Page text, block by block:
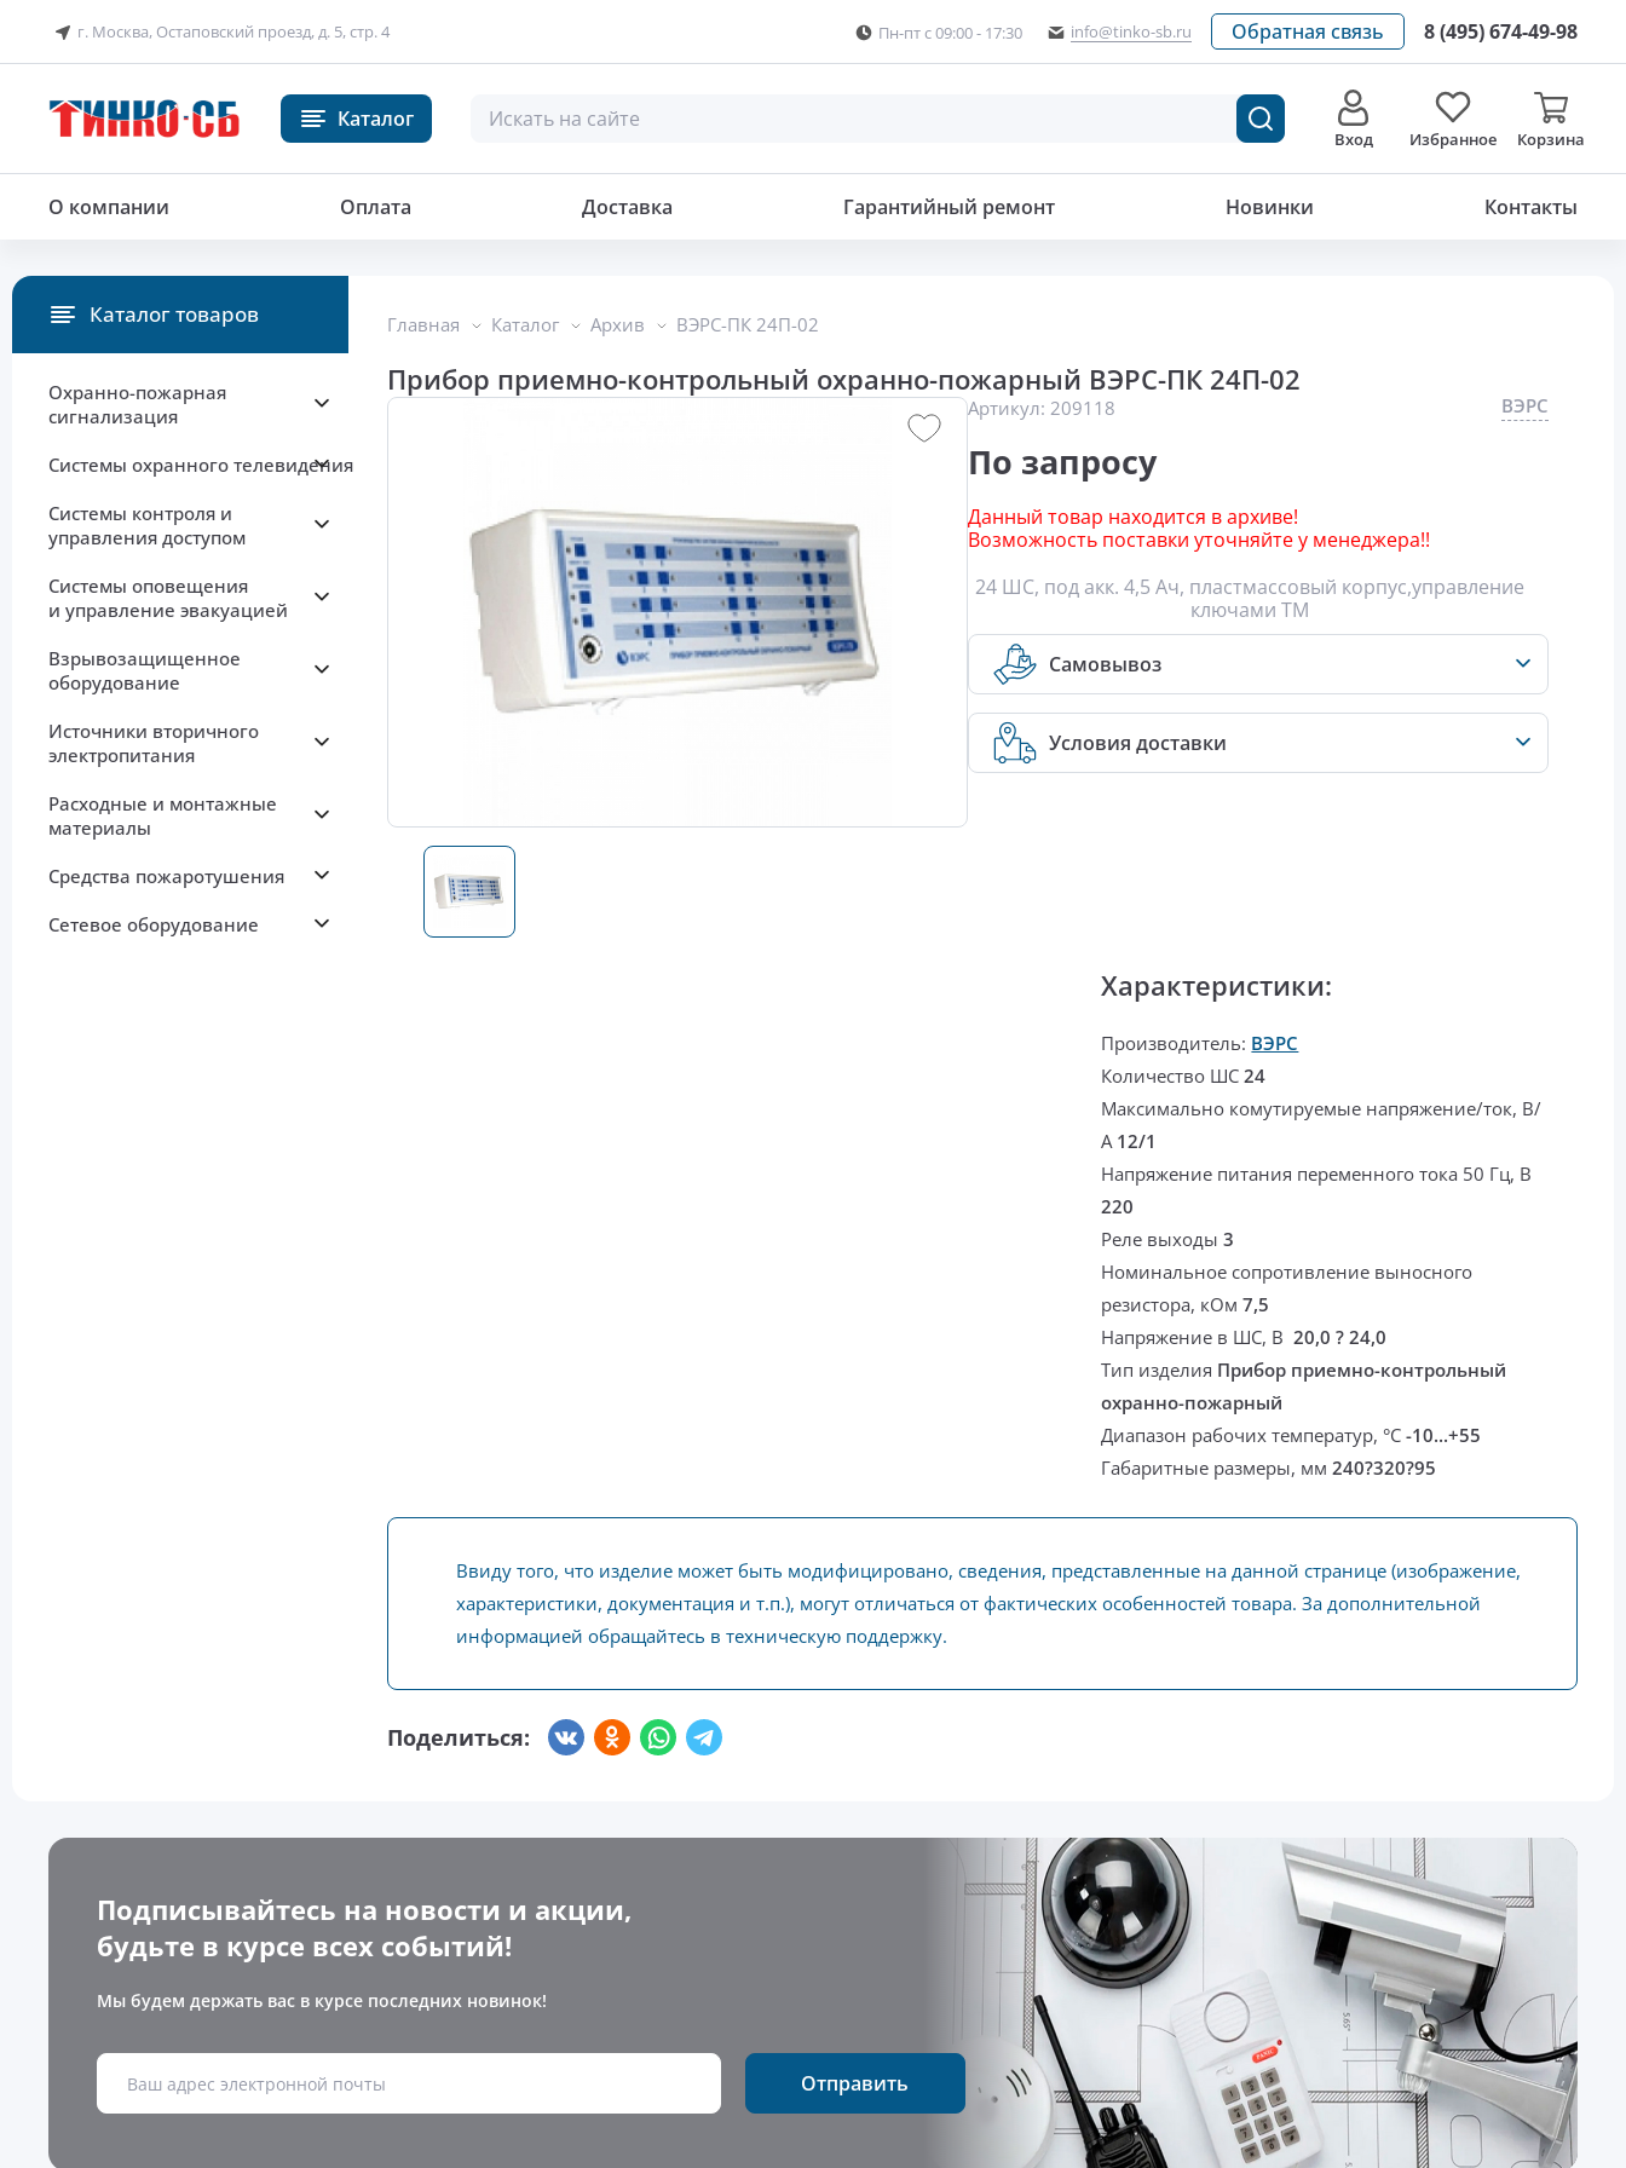
г. Москва, Остаповский проезд, д. 5, стр. 4 Пн-пт с 09:00 - 17:30 info@tinko-sb.ru Обратная связь 8 (495) 674-49-98
Каталог
Вход Избранное Корзина
О компании Оплата Доставка Гарантийный ремонт Новинки Контакты
Главная Каталог Архив ВЭРС-ПК 24П-02
Прибор приемно-контрольный охранно-пожарный ВЭРС-ПК 24П-02
Артикул: 209118 ВЭРС
По запросу
Данный товар находится в архиве!
Возможность поставки уточняйте у менеджера!!
24 ШС, под акк. 4,5 Ач, пластмассовый корпус,управление
ключами ТМ
Самовывоз
Условия доставки
Характеристики:
Производитель: ВЭРС
Количество ШС24
Максимально комутируемые напряжение/ток, В/
А 12/1
Напряжение питания переменного тока 50 Гц, В
220
Реле выходы3
Номинальное сопротивление выносного
резистора, кОм7,5
Напряжение в ШС, В 20,0 ? 24,0
Тип изделия Прибор приемно-контрольный
охранно-пожарный
Диапазон рабочих температур, °С-10...+55
Габаритные размеры, мм240?320?95
Ввиду того, что изделие может быть модифицировано, сведения, представленные на данной странице (изображение,
характеристики, документация и т.п.), могут отличаться от фактических особенностей товара. За дополнительной
информацией обращайтесь в техническую поддержку.
Поделиться:
Каталог товаров
Охранно-пожарная
сигнализация
Системы охранного телевидения
Системы контроля и
управления доступом
Системы оповещения
и управление эвакуацией
Взрывозащищенное
оборудование
Источники вторичного
электропитания
Расходные и монтажные
материалы
Средства пожаротушения
Сетевое оборудование
Подписывайтесь на новости и акции,
будьте в курсе всех событий!
Мы будем держать вас в курсе последних новинок!
Отправить